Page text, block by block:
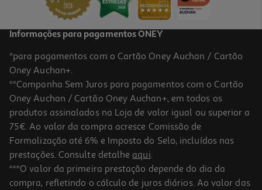
5.0
Fermento Royal 80g
23.63 €/Kg
Informações para pagamentos ONEY
*para pagamentos com o Cartão Oney Auchan / Cartão
Oney Auchan+.
**Campanha Sem Juros para pagamentos com o Cartão
Oney Auchan / Cartão Oney Auchan+, em todos os
produtos assinalados na Loja de valor igual ou superior a
75€. Ao valor da compra acresce Comissão de
Formalização até 6% e Imposto do Selo, incluídos nas
prestações. Consulte detalhe aqui.
***O valor da primeira prestação depende do dia da
compra, refletindo o cálculo de juros diários. Ao valor das